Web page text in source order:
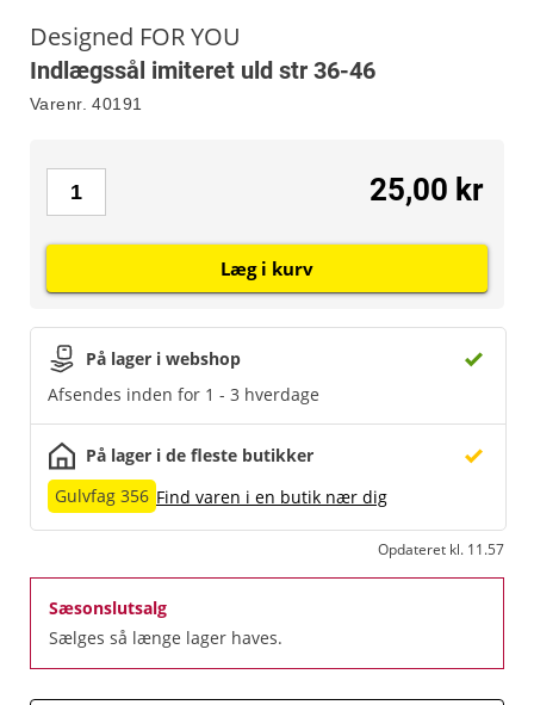
Designed FOR YOU
Indlægssål imiteret uld str 36-46
Varenr. 40191
På lager i webshop
Afsendes inden for 1 - 3 hverdage
På lager i de fleste butikker
Gulvfag 356 Find varen i en butik nær dig
Opdateret kl. 11.57
Sæsonslutsalg
Sælges så længe lager haves.
25,00 kr
Læg i kurv